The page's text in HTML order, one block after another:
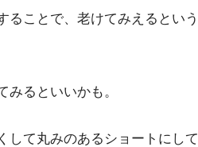
ることで、老けてみえるという
るといいかも。
して丸みのあるショートにして